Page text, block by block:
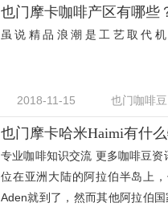
也门摩卡咖啡产区有哪些
虽说精品浪潮是工艺取代
2018-11-15 也门咖啡豆
也门摩卡哈米Haimi有什
专业咖啡知识交流 更多咖啡豆
位在亚洲大陆的阿拉伯半岛上
Aden就到了，然而其他阿拉伯